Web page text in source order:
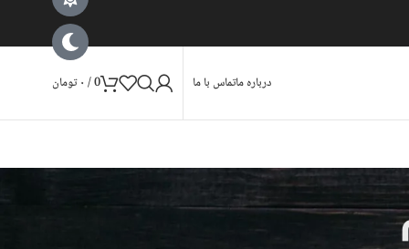
درباره ماتماس با ما 0
/ ۰ تومان